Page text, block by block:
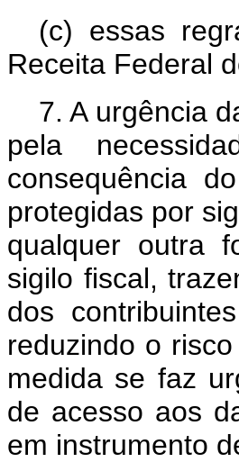
(c) essas
Receita Federal
7. A urgência
pela
consequência
protegidas por
qualquer outra
sigilo fiscal,
dos
reduzindo o
medida se faz
de acesso aos
em instrumento